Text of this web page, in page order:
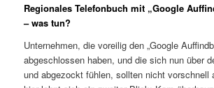
Regionales Telefonbuch mit „Google
– was tun?
Unternehmen, die voreilig den „Google
abgeschlossen haben, und die sich nun über
und abgezockt fühlen, sollten nicht vorschnell